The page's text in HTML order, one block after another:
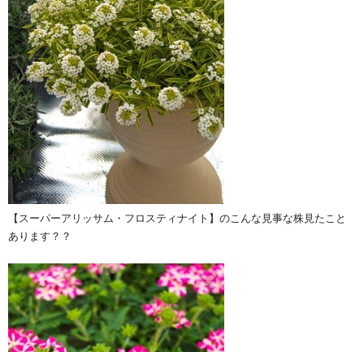
【スーパーアリッサム・フロスティナイト】のこんな見事な株見たこと
あります？？